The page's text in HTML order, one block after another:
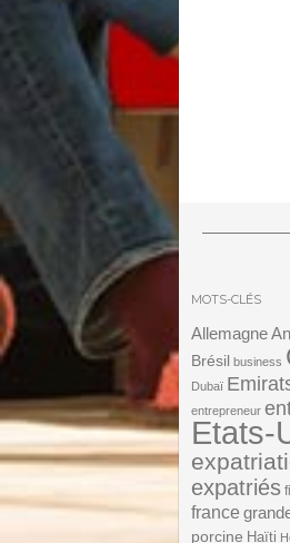
MOTS-CLÉS
Allemagne
Brésil business
Dubaï
entrepreneur
Etats-
expatriés
france
porcine Haïti